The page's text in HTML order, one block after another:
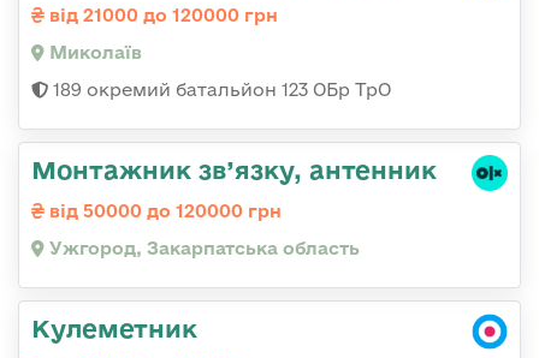
від 21000 до 120000 грн
Миколаїв
189 окремий батальйон 123 ОБр ТрО
Монтажник зв’язку, антенник
від 50000 до 120000 грн
Ужгород, Закарпатська область
Кулеметник